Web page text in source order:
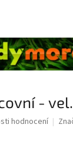
-
hodnocení